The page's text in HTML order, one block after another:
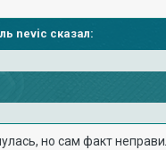
nevic сказал:
но сам факт